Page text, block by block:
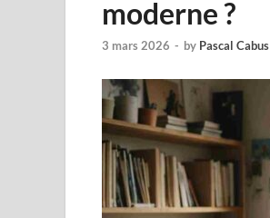
moderne ?
3 mars 2026 - by Pascal Cabus